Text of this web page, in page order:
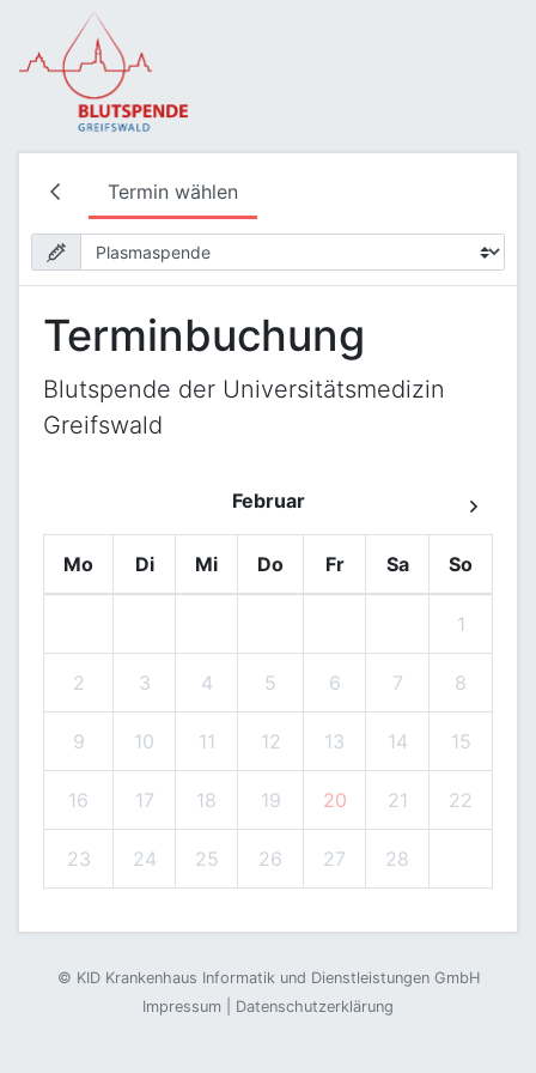
Termin wählen
Terminbuchung
Blutspende der Universitätsmedizin
Greifswald
Februar
Mo Di Mi Do Fr Sa So
1
2 3 4 5 6 7 8
9 10 11 12 13 14 15
16 17 18 19 20 21 22
23 24 25 26 27 28
© KID Krankenhaus Informatik und Dienstleistungen GmbH
Impressum
Datenschutzerklärung